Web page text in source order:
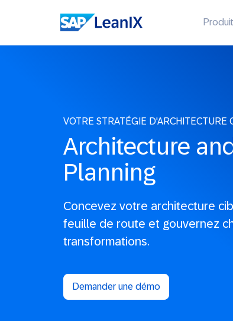
VOTRE STRATÉGIE D'ARCHITECTURE
Architecture
Planning
Concevez votre architecture
feuille de route et gouvernez
transformations.
Demander une démo